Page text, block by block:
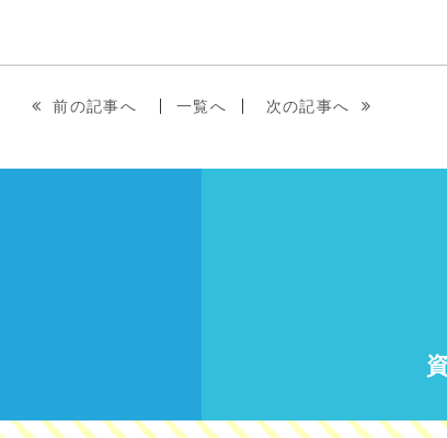
前の記事へ 一覧へ 次の記事へ